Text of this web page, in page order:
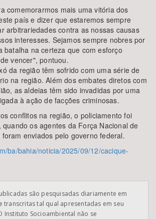
comemorarmos mais uma vitória dos
país e dizer que estaremos sempre
arbitrariedades contra as nossas causas
interesses. Sejamos sempre nobres por
batalha na certeza que com esforço
vencer", pontuou.
da região têm sofrido com uma série de
na região. Além dos embates diretos com
as aldeias têm sido invadidas por uma
à ação de facções criminosas.
conflitos na região, o policiamento foi
os agentes da Força Nacional de
enviados pelo governo federal.
ba/bahia/noticia/2025/09/12/cacique-
são pesquisadas diariamente em
transcritas tal qual apresentadas em seu
Instituto Socioambiental não se